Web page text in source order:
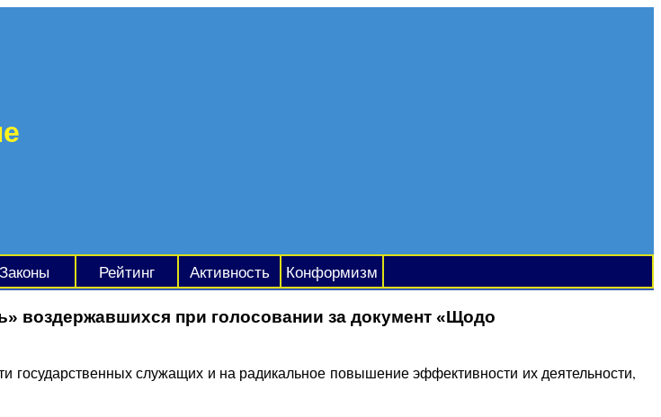
Законы Рейтинг Активность Конформизм
воздержавшихся при голосовании за документ «Щодо
государственных служащих и на радикальное повышение эффективности их деятельности,